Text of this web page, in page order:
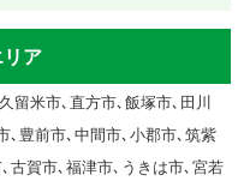
ア
留米市､直方市､飯塚市､田川
､豊前市､中間市､小郡市､筑紫
古賀市､福津市､うきは市､宮若